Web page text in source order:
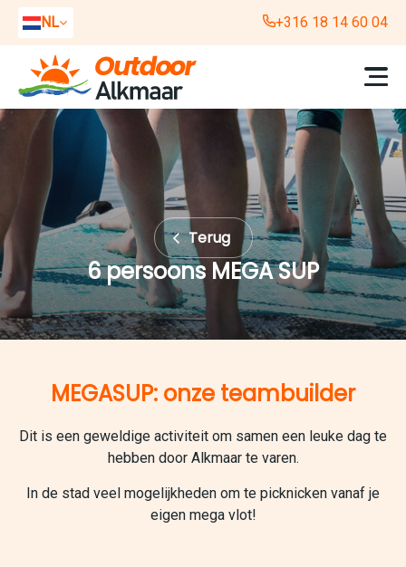
NL
EN
DE
+316 18 14 60 04
Terug
6 persoons MEGA SUP
MEGASUP: onze teambuilder
Dit is een geweldige activiteit om samen een leuke dag te
hebben door Alkmaar te varen.
In de stad veel mogelijkheden om te picknicken vanaf je
eigen mega vlot!